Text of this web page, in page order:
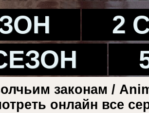
2
законам /
онлайн все